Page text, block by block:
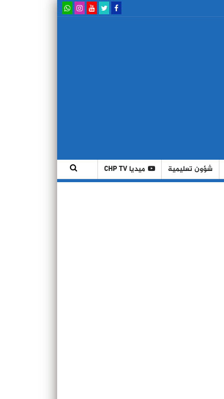
شؤون تعليمية ميديا CHP TV